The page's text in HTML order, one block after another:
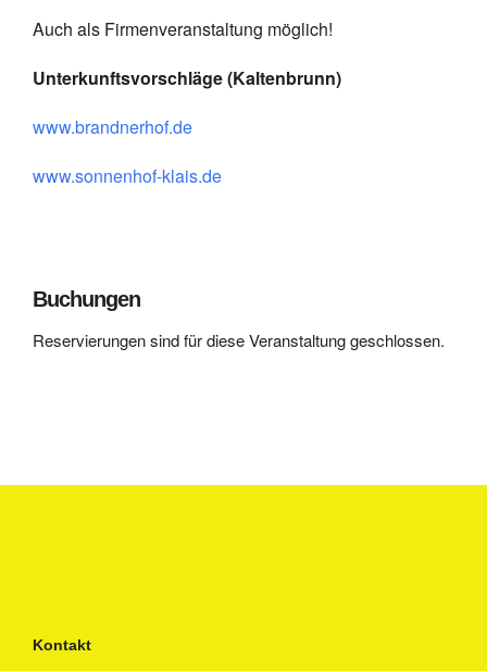
Auch als Firmenveranstaltung möglich!
Unterkunftsvorschläge (Kaltenbrunn)
www.brandnerhof.de
www.sonnenhof-klais.de
Buchungen
Reservierungen sind für diese Veranstaltung geschlossen.
Kontakt